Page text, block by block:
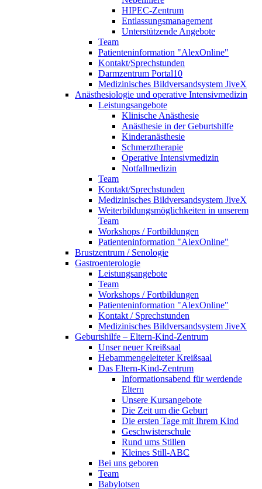
HIPEC-Zentrum
Entlassungsmanagement
Unterstützende Angebote
Team
Patienteninformation "AlexOnline"
Kontakt/Sprechstunden
Darmzentrum Portal10
Medizinisches Bildversandsystem JiveX
Anästhesiologie und operative Intensivmedizin
Leistungsangebote
Klinische Anästhesie
Anästhesie in der Geburtshilfe
Kinderanästhesie
Schmerztherapie
Operative Intensivmedizin
Notfallmedizin
Team
Kontakt/Sprechstunden
Medizinisches Bildversandsystem JiveX
Weiterbildungsmöglichkeiten in unserem
Team
Workshops / Fortbildungen
Patienteninformation "AlexOnline"
Brustzentrum / Senologie
Gastroenterologie
Leistungsangebote
Team
Workshops / Fortbildungen
Patienteninformation "AlexOnline"
Kontakt / Sprechstunden
Medizinisches Bildversandsystem JiveX
Geburtshilfe – Eltern-Kind-Zentrum
Unser neuer Kreißsaal
Hebammengeleiteter Kreißsaal
Das Eltern-Kind-Zentrum
Informationsabend für werdende
Eltern
Unsere Kursangebote
Die Zeit um die Geburt
Die ersten Tage mit Ihrem Kind
Geschwisterschule
Rund ums Stillen
Kleines Still-ABC
Bei uns geboren
Team
Babylotsen